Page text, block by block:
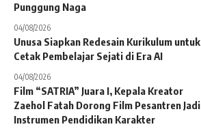
Punggung Naga
04/08/2026
Unusa Siapkan Redesain Kurikulum untuk
Cetak Pembelajar Sejati di Era AI
04/08/2026
Film “SATRIA” Juara I, Kepala Kreator
Zaehol Fatah Dorong Film Pesantren Jadi
Instrumen Pendidikan Karakter